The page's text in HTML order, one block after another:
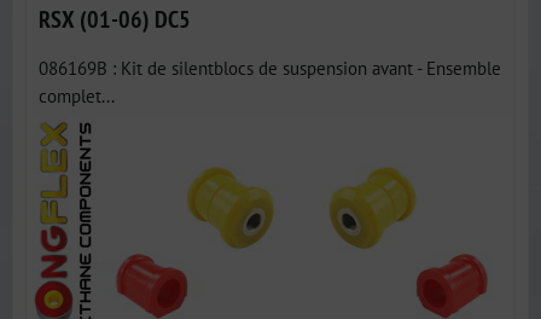
RSX (01-06) DC5
086169B : Kit de silentblocs de suspension avant - Ensemble
complet...